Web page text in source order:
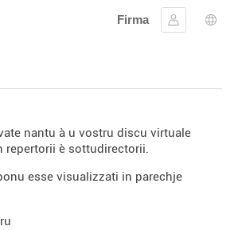
Firma
Firmà lu
nantu à u vostru discu virtuale
repertorii è sottudirectorii.
esse visualizzati in parechje